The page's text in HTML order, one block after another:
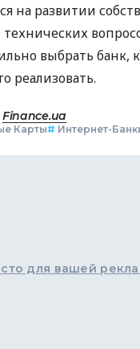
на развитии
выбрать банк,
реализовать.
Finance.ua
Карты# Интернет-
для вашей